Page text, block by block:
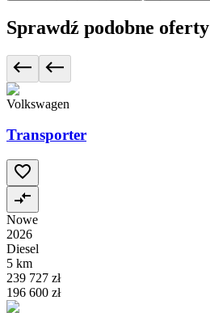
Sprawdź podobne oferty
Volkswagen
Transporter
Nowe
2026
Diesel
5 km
239 727 zł
196 600 zł